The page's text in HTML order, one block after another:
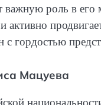
роль в его
активно
гордостью
Мацуева